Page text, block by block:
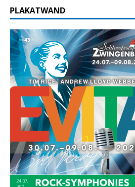
PLAKATWAND